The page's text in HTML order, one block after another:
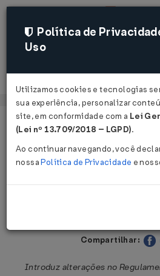
Página Inicial Legislações
Decreto nº 54.401
Publicado no DOE -
Compartilhar:
Introduz alterações no
Política de
Uso
Utilizamos cookies e tecnologias
sua experiência, personalizar
site, em conformidade com a Lei
(Lei nº 13.709/2018 – LGPD).
Ao continuar navegando, você
nossaPolítica de Privacidade e